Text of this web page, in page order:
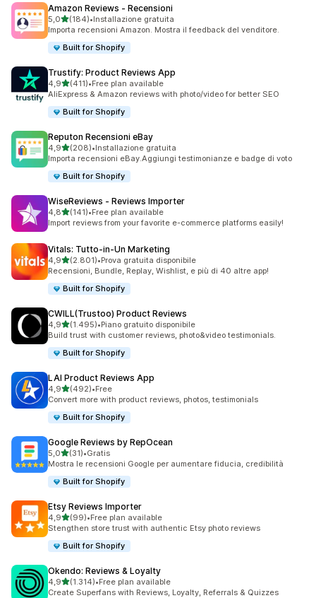
Amazon Reviews ‑ Recensioni
5,0stelle su 5
(184)
184 recensioni totali
•Installazione gratuita
Importa recensioni Amazon. Mostra il feedback del venditore.
Built for Shopify
Trustify: Product Reviews App
4,9stelle su 5
(411)
411 recensioni totali
•Free plan available
AliExpress & Amazon reviews with photo/video for better SEO
Built for Shopify
Reputon Recensioni eBay
4,9stelle su 5
(208)
208 recensioni totali
•Installazione gratuita
Importa recensioni eBay.Aggiungi testimonianze e badge di voto
Built for Shopify
WiseReviews ‑ Reviews Importer
4,8stelle su 5
(141)
141 recensioni totali
•Free plan available
Import reviews from your favorite e-commerce platforms easily!
Vitals: Tutto‑in‑Un Marketing
4,9stelle su 5
(2.801)
2801 recensioni totali
•Prova gratuita disponibile
Recensioni, Bundle, Replay, Wishlist, e più di 40 altre app!
Built for Shopify
CWILL(Trustoo) Product Reviews
4,9stelle su 5
(1.495)
1495 recensioni totali
•Piano gratuito disponibile
Build trust with customer reviews, photo&video testimonials.
Built for Shopify
LAI Product Reviews App
4,9stelle su 5
(492)
492 recensioni totali
•Free
Convert more with product reviews, photos, testimonials
Built for Shopify
Google Reviews by RepOcean
5,0stelle su 5
(31)
31 recensioni totali
•Gratis
Mostra le recensioni Google per aumentare fiducia, credibilità
Built for Shopify
Etsy Reviews Importer
4,9stelle su 5
(99)
99 recensioni totali
•Free plan available
Stengthen store trust with authentic Etsy photo reviews
Built for Shopify
Okendo: Reviews & Loyalty
4,9stelle su 5
(1.314)
1314 recensioni totali
•Free plan available
Create Superfans with Reviews, Loyalty, Referrals & Quizzes